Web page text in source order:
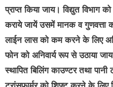
प्राप्त किया जाय। विद्युत विभाग
कराये जायें उसमें मानक व गुणवत्ता
लाईन लास को कम करने के लिए
फोन को अनिवार्य रूप से उठाया
स्थापित बिलिंग काउण्टर तथा